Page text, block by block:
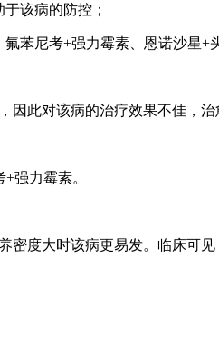
有助于该病的防控；
氟苯尼考+强力霉素、恩诺沙
，因此对该病的治疗效果不佳
尼考+强力霉素。
度大时该病更易发。临床可